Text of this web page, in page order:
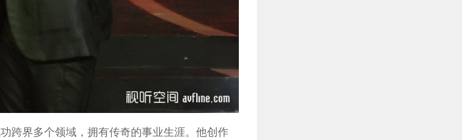
跨界多个领域，拥有传奇的事业生涯。他创作